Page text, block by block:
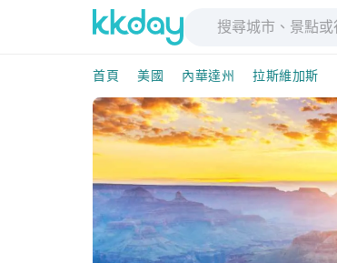
首頁 美國 內華達州 拉斯維加斯